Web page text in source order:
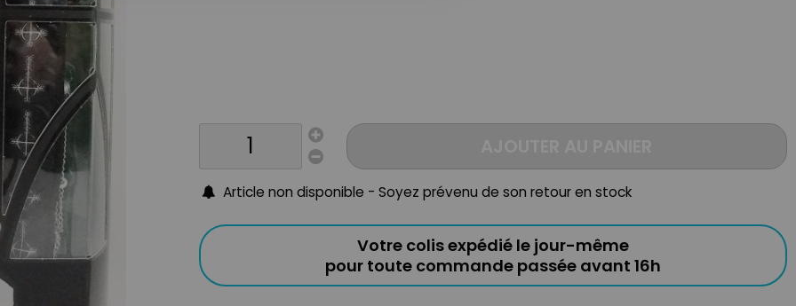
Article non disponible - Soyez prévenu de son retour en stock
Votre colis expédié le jour-même
pour toute commande passée avant 16h